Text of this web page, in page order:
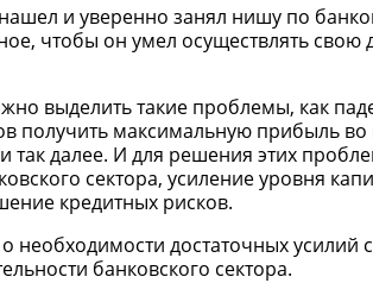
и уверенно занял нишу по
чтобы он умел осуществлять свою
выделить такие проблемы, как
получить максимальную прибыль
так далее. И для решения этих
сектора, усиление уровня
кредитных рисков.
необходимости достаточных усилий
банковского сектора.